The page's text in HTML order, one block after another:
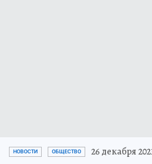
НОВОСТИ ОБЩЕСТВО 26 декабря